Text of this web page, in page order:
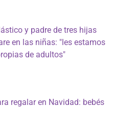
y padre de tres hijas
en las niñas: "les estamos
de adultos"
regalar en Navidad: bebés